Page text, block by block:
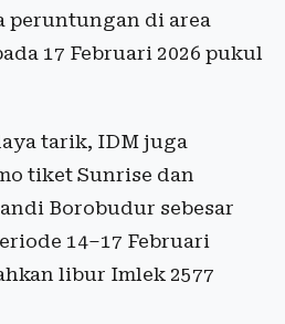
peruntungan di area
17 Februari 2026 pukul
tarik, IDM juga
tiket Sunrise dan
Borobudur sebesar
14–17 Februari
libur Imlek 2577